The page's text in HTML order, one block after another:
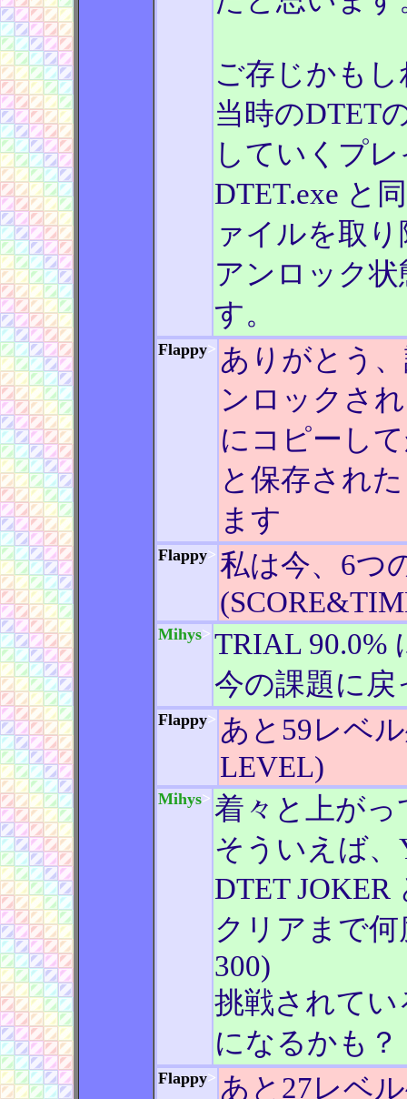
ご存じかも
当時のDTET
していくプ
DTET.exe と
ァイルを取
アンロック
す。
Flappy> ありがとう
ンロックさ
にコピーし
と保存され
ます
Flappy> 私は今、6つ
Mihys> TRIAL 90.0%
今の課題に
Flappy> あと59レベ
LEVEL)
Mihys> 着々と上が
そういえば、
DTET
クリアまで
300)
挑戦されて
になるかも？
Flappy> あと27レベ